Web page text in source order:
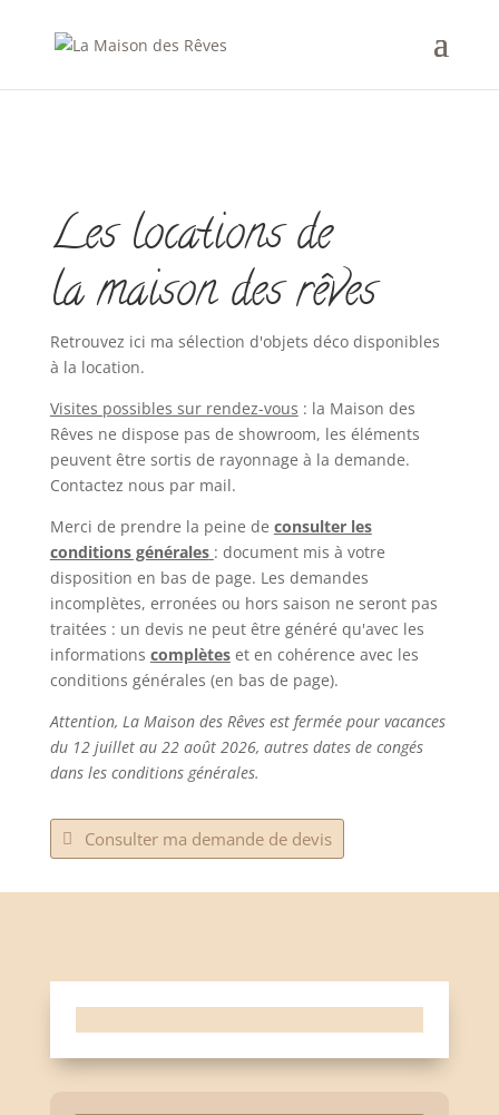
Les locations de
la maison des rêves
Retrouvez ici ma sélection d'objets déco disponibles
à la location.
Visites possibles sur rendez-vous : la Maison des
Rêves ne dispose pas de showroom, les éléments
peuvent être sortis de rayonnage à la demande.
Contactez nous par mail.
Merci de prendre la peine de consulter les
conditions générales : document mis à votre
disposition en bas de page. Les demandes
incomplètes, erronées ou hors saison ne seront pas
traitées : un devis ne peut être généré qu'avec les
informations complètes et en cohérence avec les
conditions générales (en bas de page).
Attention, La Maison des Rêves est fermée pour vacances
du 12 juillet au 22 août 2026, autres dates de congés
dans les conditions générales.
Consulter ma demande de devis